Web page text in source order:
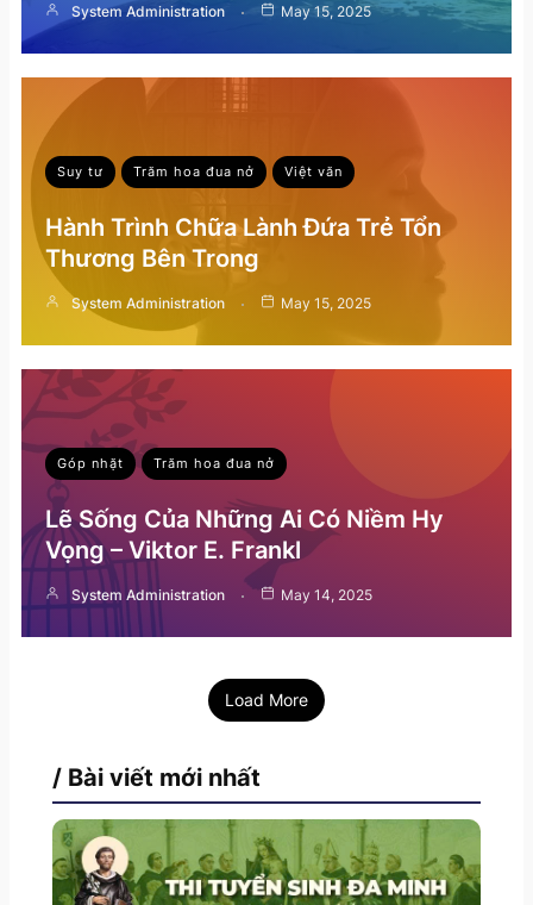
System Administration May 15, 2025
Suy tư Trăm hoa đua nở Việt văn
Hành Trình Chữa Lành Đứa Trẻ Tổn
Thương Bên Trong
System Administration May 15, 2025
Góp nhặt Trăm hoa đua nở
Lẽ Sống Của Những Ai Có Niềm Hy
Vọng – Viktor E. Frankl
System Administration May 14, 2025
Load More
/ Bài viết mới nhất